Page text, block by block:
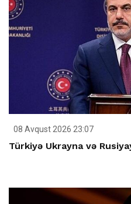
08 Avqust 2026 23:07
Türkiyə Ukrayna və